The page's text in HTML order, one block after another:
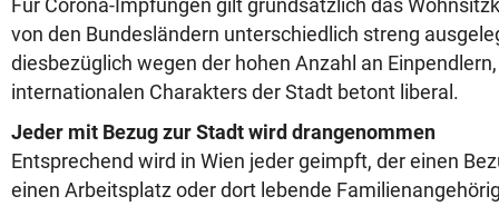
Für Corona-Impfungen gilt grundsätzlich das
von den Bundesländern unterschiedlich streng
diesbezüglich wegen der hohen Anzahl an
internationalen Charakters der Stadt betont liberal.
Jeder mit Bezug zur Stadt wird drangenommen
Entsprechend wird in Wien jeder geimpft, der einen
einen Arbeitsplatz oder dort lebende